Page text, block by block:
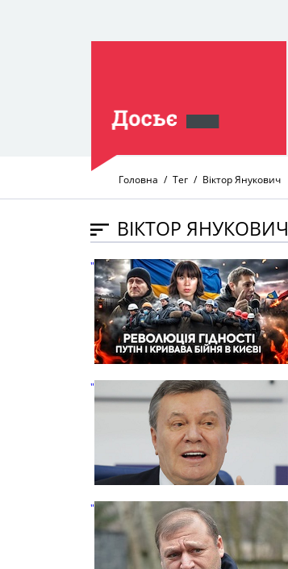
Головна Тег Віктор Янукович
ВІКТОР ЯНУКОВИЧ
" />
" />
" />